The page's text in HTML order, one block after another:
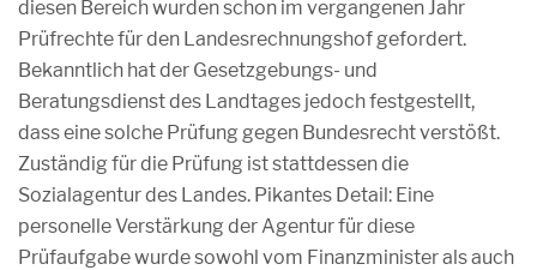
diesen Bereich wurden schon im vergangenen Jahr
Prüfrechte für den Landesrechnungshof gefordert.
Bekanntlich hat der Gesetzgebungs- und
Beratungsdienst des Landtages jedoch festgestellt,
dass eine solche Prüfung gegen Bundesrecht verstößt.
Zuständig für die Prüfung ist stattdessen die
Sozialagentur des Landes. Pikantes Detail: Eine
personelle Verstärkung der Agentur für diese
Prüfaufgabe wurde sowohl vom Finanzminister als auch